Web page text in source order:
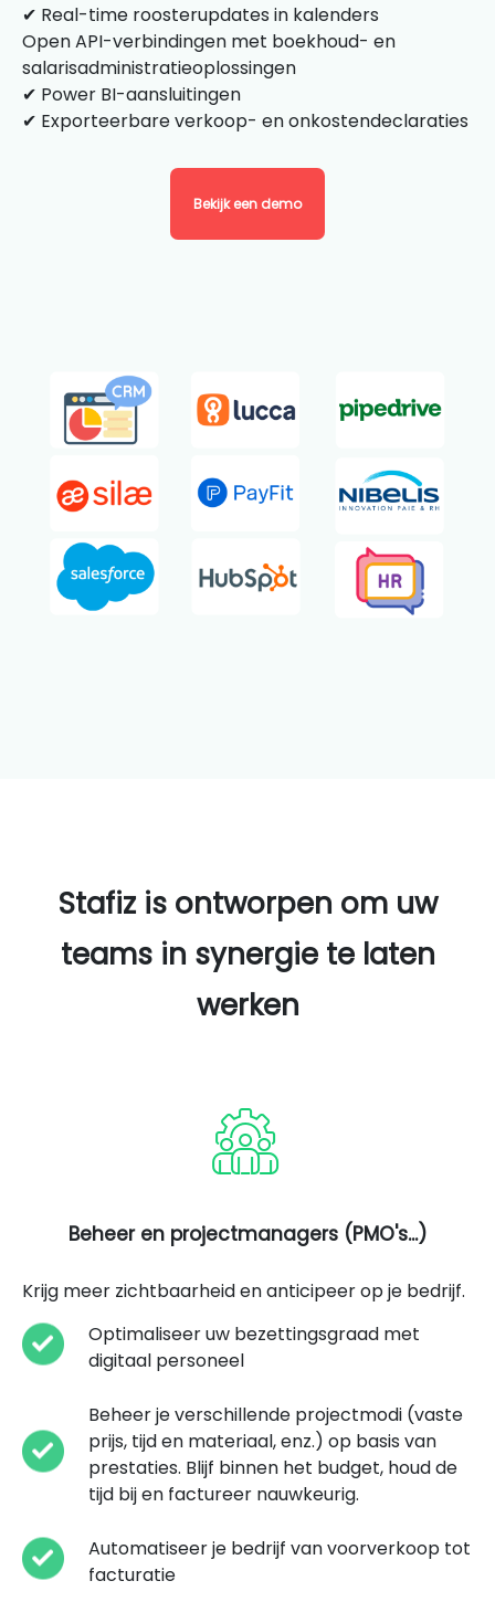
✔ Real-time roosterupdates in kalenders
Open API-verbindingen met boekhoud- en
salarisadministratieoplossingen
✔ Power BI-aansluitingen
✔ Exporteerbare verkoop- en onkostendeclaraties
Bekijk een demo
Stafiz is ontworpen om uw
teams in synergie te laten
werken
Beheer en projectmanagers (PMO's...)
Krijg meer zichtbaarheid en anticipeer op je bedrijf.
Optimaliseer uw bezettingsgraad met
digitaal personeel
Beheer je verschillende projectmodi (vaste
prijs, tijd en materiaal, enz.) op basis van
prestaties. Blijf binnen het budget, houd de
tijd bij en factureer nauwkeurig.
Automatiseer je bedrijf van voorverkoop tot
facturatie